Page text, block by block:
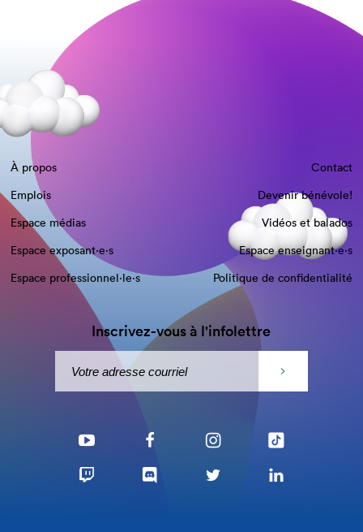
À propos
Contact
Emplois
Devenir bénévole!
Espace médias
Vidéos et balados
Espace exposant·e⋅s
Espace enseignant·e⋅s
Espace professionnel·le⋅s
Politique de confidentialité
Inscrivez-vous à l'infolettre